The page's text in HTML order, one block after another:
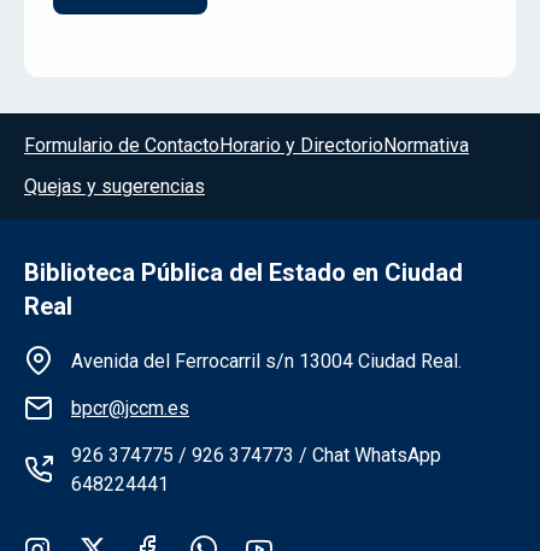
Menú del pie
Formulario de ContactoHorario y DirectorioNormativa
Quejas y sugerencias
Biblioteca Pública del Estado en Ciudad
Real
Información de la institución
Avenida del Ferrocarril s/n 13004 Ciudad Real.
bpcr@jccm.es
926 374775 / 926 374773 / Chat WhatsApp
648224441